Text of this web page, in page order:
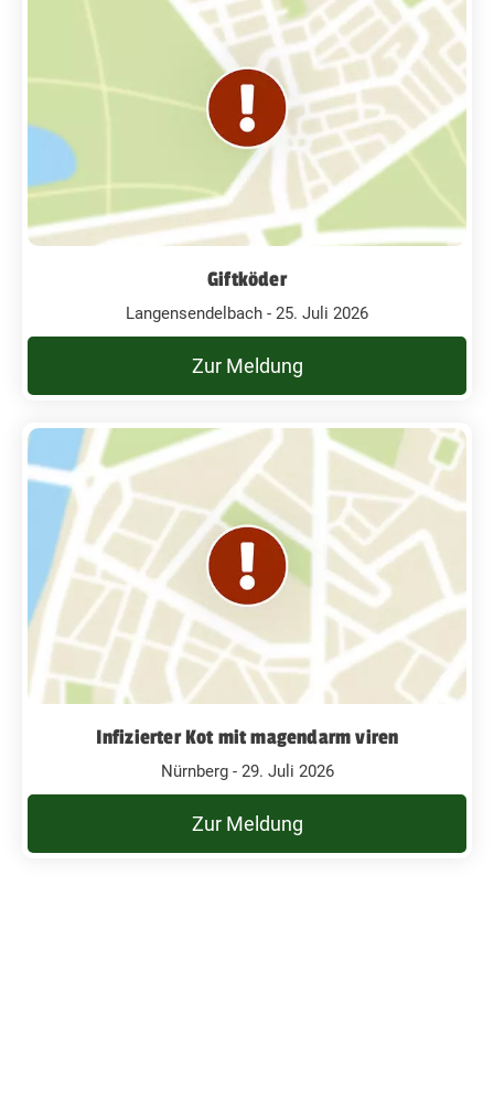
Giftköder
Langensendelbach - 25. Juli 2026
Zur Meldung
Infizierter Kot mit magendarm viren
Nürnberg - 29. Juli 2026
Zur Meldung